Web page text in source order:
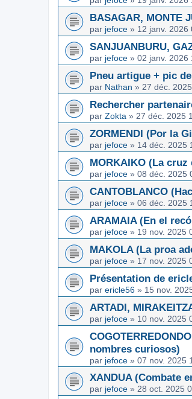
BASAGAR, MONTE
par jefoce » 12 janv. 2026
SANJUANBURU,
par jefoce » 02 janv. 2026
Pneu artigue + pic
par Nathan » 27 déc.
Rechercher
par Zokta » 27 déc. 2025
ZORMENDI (Por la
par jefoce » 14 déc. 2025
MORKAIKO (La cruz
par jefoce » 08 déc. 2025
CANTOBLANCO
par jefoce » 06 déc. 2025
ARAMAIA (En el
par jefoce » 19 nov. 2025
MAKOLA (La proa
par jefoce » 17 nov. 2025
Présentation de
par ericle56 » 15 nov.
ARTADI,
par jefoce » 10 nov. 2025
nombres curiosos)
par jefoce » 07 nov. 2025
XANDUA (Combate
par jefoce » 28 oct. 2025